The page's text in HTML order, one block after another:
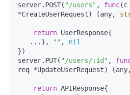
server.POST( "/users" , func(c
*CreateUserRequest)
(any,
return UserResponse{
   ...},
"" , nil
})
server.PUT( "/users/:id" ,
req *UpdateUserRequest)
return APIResponse{